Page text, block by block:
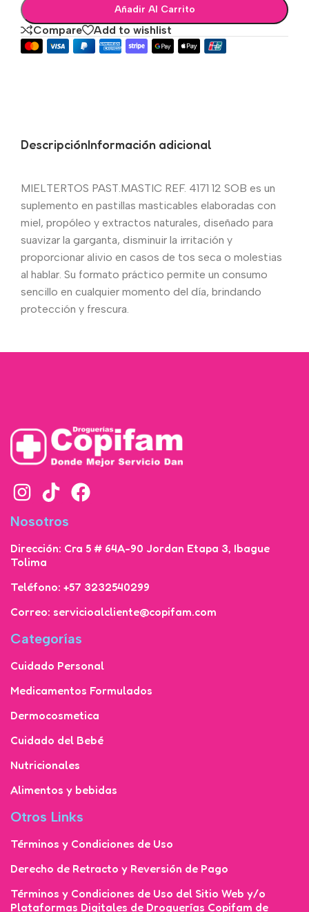
Añadir Al Carrito
Compare Add to wishlist
DescripciónInformación adicional
MIELTERTOS PAST.MASTIC REF. 4171 12 SOB es un
suplemento en pastillas masticables elaboradas con
miel, propóleo y extractos naturales, diseñado para
suavizar la garganta, disminuir la irritación y
proporcionar alivio en casos de tos seca o molestias
al hablar. Su formato práctico permite un consumo
sencillo en cualquier momento del día, brindando
protección y frescura.
Nosotros
Dirección: Cra 5 # 64A-90 Jordan Etapa 3, Ibague
Tolima
Teléfono: +57 3232540299
Correo: servicioalcliente@copifam.com
Categorías
Cuidado Personal
Medicamentos Formulados
Dermocosmetica
Cuidado del Bebé
Nutricionales
Alimentos y bebidas
Otros Links
Términos y Condiciones de Uso
Derecho de Retracto y Reversión de Pago
Términos y Condiciones de Uso del Sitio Web y/o
Plataformas Digitales de Droguerías Copifam de